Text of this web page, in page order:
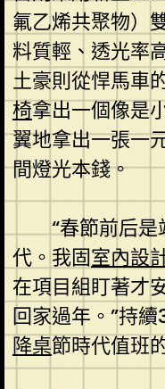
氟乙烯共聚物）
料質輕、透光率
土豪則從悍馬車
椅拿出一個像是
翼地拿出一張一
間燈光本錢。
“春節前后
代。我固室內設
在項目組盯著才
回家過年。”持續
降桌節時代值班